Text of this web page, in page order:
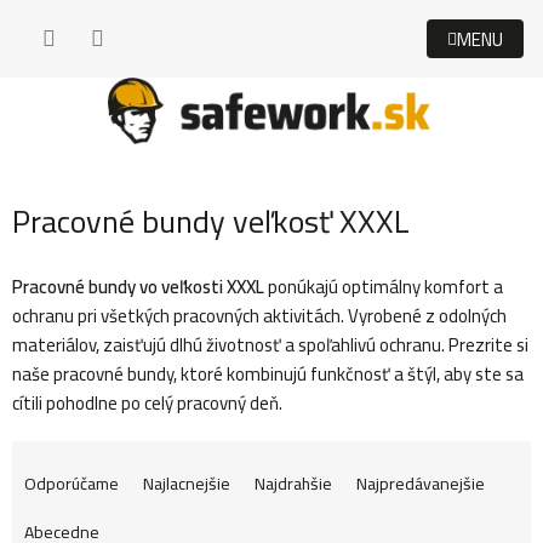
Pracovné bundy veľkosť XXXL
Pracovné bundy vo veľkosti XXXLponúkajú optimálny komfort a
ochranu pri všetkých pracovných aktivitách. Vyrobené z odolných
materiálov, zaisťujú dlhú životnosť a spoľahlivú ochranu. Prezrite si
naše pracovné bundy, ktoré kombinujú funkčnosť a štýl, aby ste sa
cítili pohodlne po celý pracovný deň.
R
Odporúčame Najlacnejšie Najdrahšie
Najpredávanejšie
Abecedne